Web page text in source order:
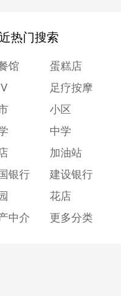
热门搜索
馆
蛋糕店
足疗按摩
小区
中学
加油站
银行
建设银行
花店
中介 更多分类